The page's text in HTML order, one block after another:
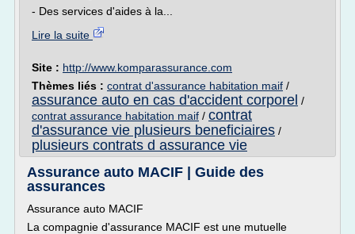
- Des services d'aides à la...
Lire la suite
Site : http://www.komparassurance.com
Thèmes liés : contrat d'assurance habitation maif /
assurance auto en cas d'accident corporel /
contrat assurance habitation maif / contrat
d'assurance vie plusieurs beneficiaires /
plusieurs contrats d assurance vie
Assurance auto MACIF | Guide des
assurances
Assurance auto MACIF
La compagnie d'assurance MACIF est une mutuelle